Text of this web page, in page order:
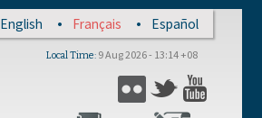
English Français Español
Local Time 9 Aug 2026 - 13:14 +08
Flickr Twitter